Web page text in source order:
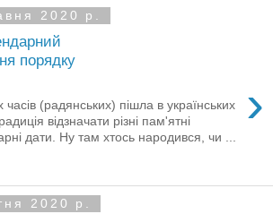
2020 р.
порядку
›
часів (радянських) пішла в українських
відзначати різні пам'ятні
дати. Ну там хтось народився, чи ...
2020 р.